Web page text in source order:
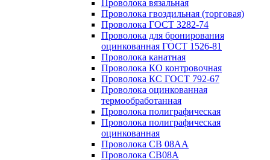
Проволока вязальная
Проволока гвоздильная (торговая)
Проволока ГОСТ 3282-74
Проволока для бронирования
оцинкованная ГОСТ 1526-81
Проволока канатная
Проволока КО контровочная
Проволока КС ГОСТ 792-67
Проволока оцинкованная
термообработанная
Проволока полиграфическая
Проволока полиграфическая
оцинкованная
Проволока СВ 08АА
Проволока СВ08А